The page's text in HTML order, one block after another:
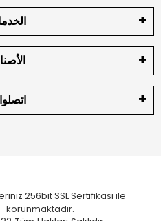
256bit SSL Sertifikası ile
korunmaktadır.